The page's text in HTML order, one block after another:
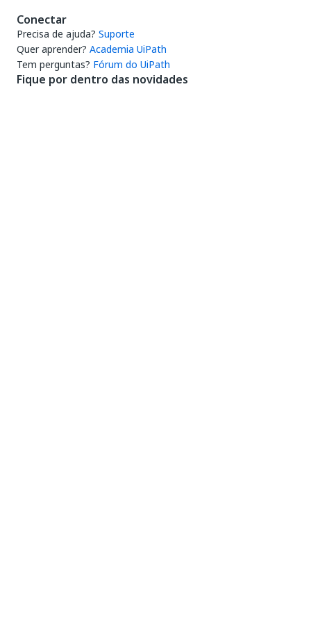
Conectar
Precisa de ajuda? Suporte
Quer aprender? Academia UiPath
Tem perguntas? Fórum do UiPath
Fique por dentro das novidades